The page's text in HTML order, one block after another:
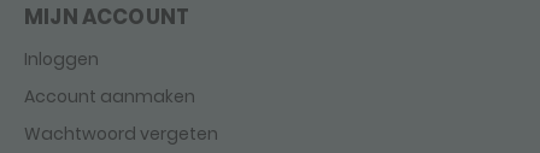
MIJN ACCOUNT
Inloggen
Account aanmaken
Wachtwoord vergeten